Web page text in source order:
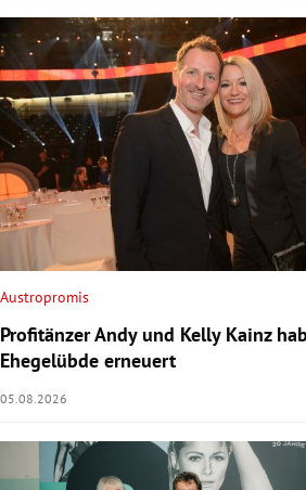
Austropromis
Profitänzer Andy und Kelly Kainz
Ehegelübde erneuert
05.08.2026